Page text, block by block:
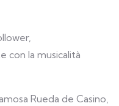
con la musicalità
Rueda de Casino,